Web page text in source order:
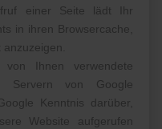
einer Seite lädt Ihr
in ihren Browsercache,
Ihnen verwendete
Servern von Google
Kenntnis darüber,
Website aufgerufen